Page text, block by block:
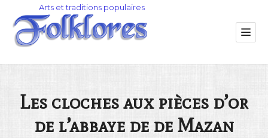
Catégorie
Les cloches aux pièces d’or
de l’abbaye de de Mazan